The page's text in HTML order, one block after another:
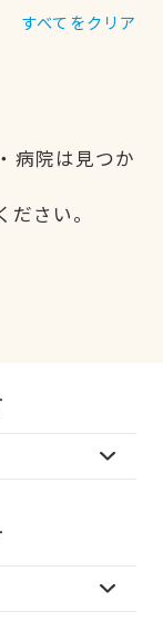
すべてをクリア
病院は見つか
さい。